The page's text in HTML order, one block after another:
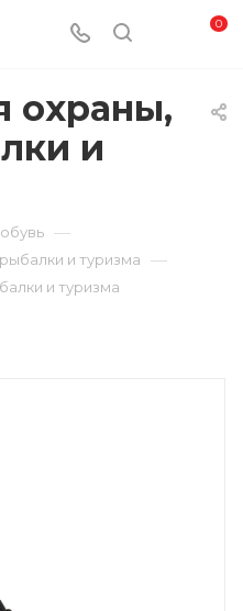
0
охраны,
и
—
и туризма —
и туризма